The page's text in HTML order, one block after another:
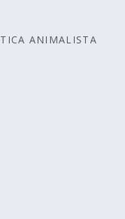
ANIMALISTA